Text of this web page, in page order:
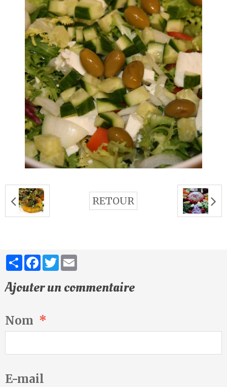
RETOUR
Partager
Facebook
Twitter
Ajouter un commentaire
Nom
E-mail